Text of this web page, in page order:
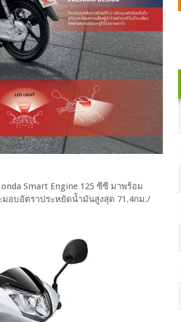
Smart Engine 125 ซีซี มาพร้อม
อบอัตราประหยัดน้ำมันสูงสุด 71.4กม./